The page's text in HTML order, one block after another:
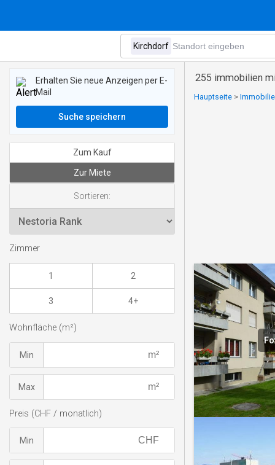
255 immobilien
Hauptseite >
Erhalten Sie neue Anzeigen per E-
Mail
Suche speichern
Zum Kauf
Zur Miete
Sortieren:
Zimmer
1 2
3 4+
Wohnfläche (m²)
Min
Max
Preis (CHF / monatlich)
Min